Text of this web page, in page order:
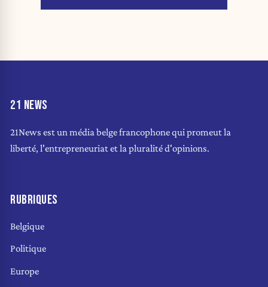
21 NEWS
21News est un média belge francophone qui promeut la
liberté, l'entrepreneuriat et la pluralité d'opinions.
RUBRIQUES
Belgique
Politique
Europe